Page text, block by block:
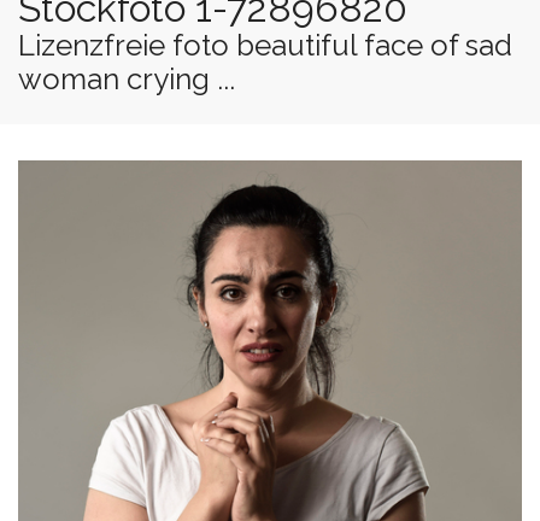
Lizenzfreie foto beautiful face of sad
woman crying ...